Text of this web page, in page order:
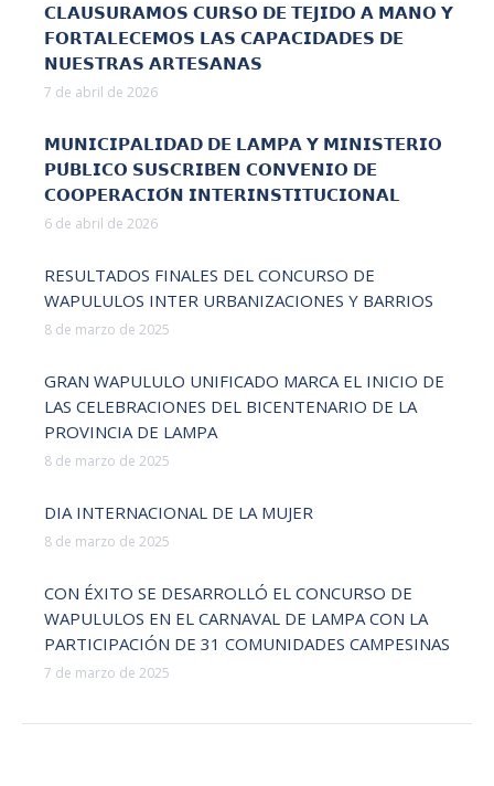
𝗖𝗟𝗔𝗨𝗦𝗨𝗥𝗔𝗠𝗢𝗦 𝗖𝗨𝗥𝗦𝗢 𝗗𝗘 𝗧𝗘𝗝𝗜𝗗𝗢 𝗔 𝗠𝗔𝗡𝗢 𝗬
𝗙𝗢𝗥𝗧𝗔𝗟𝗘𝗖𝗘𝗠𝗢𝗦 𝗟𝗔𝗦 𝗖𝗔𝗣𝗔𝗖𝗜𝗗𝗔𝗗𝗘𝗦 𝗗𝗘
𝗡𝗨𝗘𝗦𝗧𝗥𝗔𝗦 𝗔𝗥𝗧𝗘𝗦𝗔𝗡𝗔𝗦
7 de abril de 2026
𝗠𝗨𝗡𝗜𝗖𝗜𝗣𝗔𝗟𝗜𝗗𝗔𝗗 𝗗𝗘 𝗟𝗔𝗠𝗣𝗔 𝗬 𝗠𝗜𝗡𝗜𝗦𝗧𝗘𝗥𝗜𝗢
𝗣𝗨́𝗕𝗟𝗜𝗖𝗢 𝗦𝗨𝗦𝗖𝗥𝗜𝗕𝗘𝗡 𝗖𝗢𝗡𝗩𝗘𝗡𝗜𝗢 𝗗𝗘
𝗖𝗢𝗢𝗣𝗘𝗥𝗔𝗖𝗜𝗢́𝗡 𝗜𝗡𝗧𝗘𝗥𝗜𝗡𝗦𝗧𝗜𝗧𝗨𝗖𝗜𝗢𝗡𝗔𝗟
6 de abril de 2026
RESULTADOS FINALES DEL CONCURSO DE
WAPULULOS INTER URBANIZACIONES Y BARRIOS
8 de marzo de 2025
GRAN WAPULULO UNIFICADO MARCA EL INICIO DE
LAS CELEBRACIONES DEL BICENTENARIO DE LA
PROVINCIA DE LAMPA
8 de marzo de 2025
DIA INTERNACIONAL DE LA MUJER
8 de marzo de 2025
CON ÉXITO SE DESARROLLÓ EL CONCURSO DE
WAPULULOS EN EL CARNAVAL DE LAMPA CON LA
PARTICIPACIÓN DE 31 COMUNIDADES CAMPESINAS
7 de marzo de 2025